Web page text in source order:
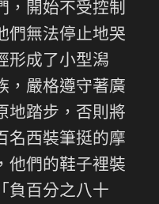
，開始不受控制
們無法停止地哭
形成了小型潟
，嚴格遵守著廣
地踏步，否則將
名西裝筆挺的摩
他們的鞋子裡裝
負百分之八十